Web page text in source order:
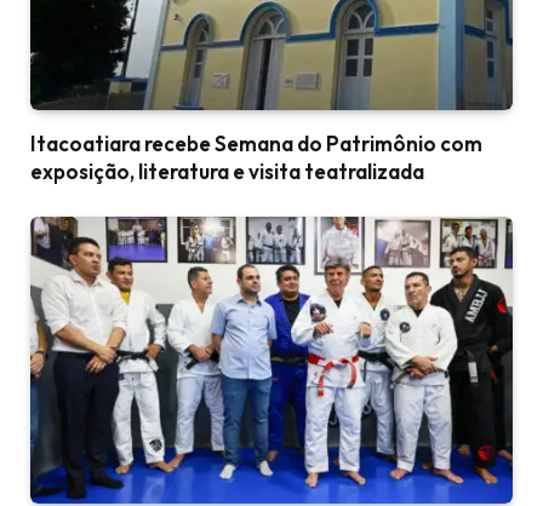
Itacoatiara recebe Semana do Patrimônio com
exposição, literatura e visita teatralizada